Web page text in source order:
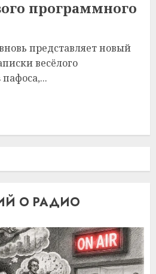
программного
представляет новый
весёлого
О РАДИО